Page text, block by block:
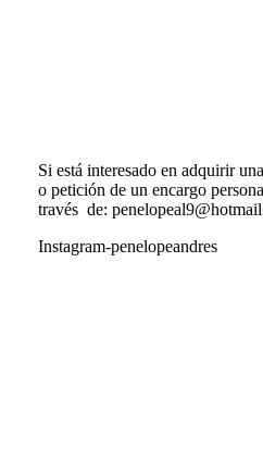
Si está interesado en adquirir
o petición de un encargo
través de:
Instagram-penelopeandres